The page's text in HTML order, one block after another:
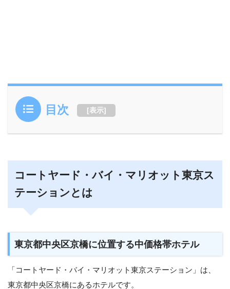
目次 [表示]
コートヤード・バイ・マリオット東京ス
テーションとは
東京都中央区京橋に位置する中価格帯ホテル
「コートヤード・バイ・マリオット東京ステーション」は、
東京都中央区京橋にあるホテルです。